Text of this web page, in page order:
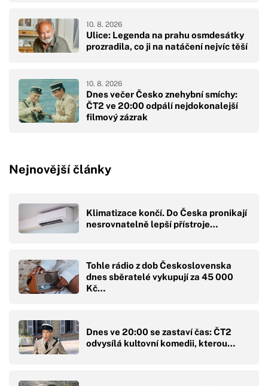
Ulice: Legenda na prahu osmdesátky
prozradila, co ji na natáčení nejvíc těší
10. 8. 2026
Dnes večer Česko znehybní smíchy:
ČT2 ve 20:00 odpálí nejdokonalejší
filmový zázrak
10. 8. 2026
Nejnovější články
Klimatizace končí. Do Česka pronikají
nesrovnatelně lepší přístroje…
Tohle rádio z dob Československa
dnes sběratelé vykupují za 45 000
Kč…
Dnes ve 20:00 se zastaví čas: ČT2
odvysílá kultovní komedii, kterou…